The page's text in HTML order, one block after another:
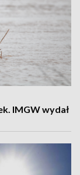
IMGW wydał